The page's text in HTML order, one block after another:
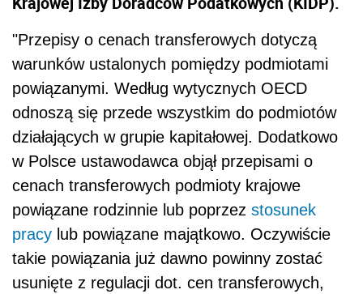
"Przepisy o cenach transferowych dotyczą
warunków ustalonych pomiędzy podmiotami
powiązanymi. Według wytycznych OECD
odnoszą się przede wszystkim do podmiotów
działających w grupie kapitałowej. Dodatkowo
w Polsce ustawodawca objął przepisami o
cenach transferowych podmioty krajowe
powiązane rodzinnie lub poprzez stosunek
pracy lub powiązane majątkowo. Oczywiście
takie powiązania już dawno powinny zostać
usunięte z regulacji dot. cen transferowych,